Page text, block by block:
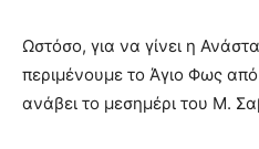
Ωστόσο, για να γίνει η
περιμένουμε το Άγιο Φως
ανάβει το μεσημέρι του Μ.